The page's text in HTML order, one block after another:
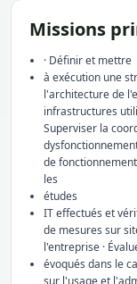
Missions
· Définir et mettre
à exécution une
l'architecture de
infrastructures
Superviser la
de
les
études
IT effectués et
de mesures sur
l'entreprise ·
évoqués dans le
sur l'usage et